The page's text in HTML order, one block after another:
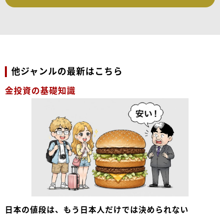
他ジャンルの最新はこちら
金投資の基礎知識
日本の値段は、もう日本人だけでは決められない